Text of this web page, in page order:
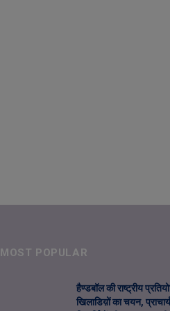
MOST POPULAR
हैण्डबॉल की राष्ट्रीय
खिलाडिय़ों का चयन,